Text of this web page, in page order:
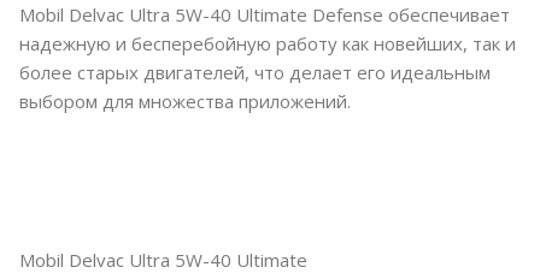
Mobil Delvac Ultra 5W-40 Ultimate Defense обеспечивает
надежную и бесперебойную работу как новейших, так и
более старых двигателей, что делает его идеальным
выбором для множества приложений.
Mobil Delvac Ultra 5W-40 Ultimate